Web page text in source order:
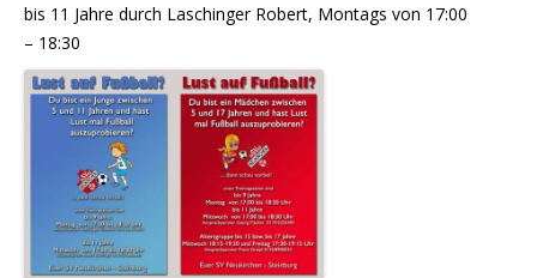
bis 11 Jahre durch Laschinger Robert, Montags von 17:00
– 18:30